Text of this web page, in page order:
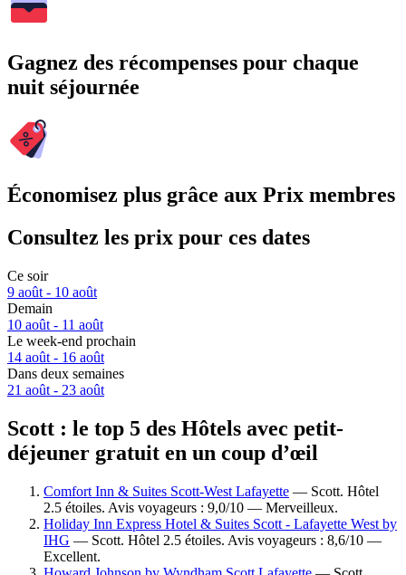
Gagnez des récompenses pour chaque
nuit séjournée
Économisez plus grâce aux Prix membres
Consultez les prix pour ces dates
Ce soir
9 août - 10 août
Demain
10 août - 11 août
Le week-end prochain
14 août - 16 août
Dans deux semaines
21 août - 23 août
Scott : le top 5 des Hôtels avec petit-
déjeuner gratuit en un coup d’œil
Comfort Inn & Suites Scott-West Lafayette — Scott. Hôtel
2.5 étoiles. Avis voyageurs : 9,0/10 — Merveilleux.
Holiday Inn Express Hotel & Suites Scott - Lafayette West by
IHG — Scott. Hôtel 2.5 étoiles. Avis voyageurs : 8,6/10 —
Excellent.